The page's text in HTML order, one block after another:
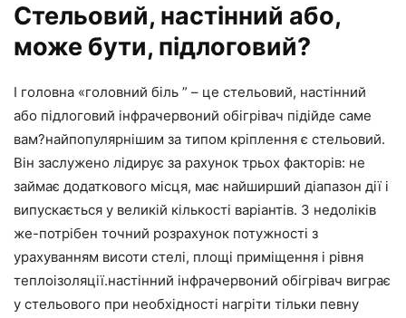
Стельовий, настінний або,
може бути, підлоговий?
І головна «головний біль ” – це стельовий, настінний
або підлоговий інфрачервоний обігрівач підійде саме
вам?найпопулярнішим за типом кріплення є стельовий.
Він заслужено лідирує за рахунок трьох факторів: не
займає додаткового місця, має найширший діапазон дії і
випускається у великій кількості варіантів. З недоліків
же-потрібен точний розрахунок потужності з
урахуванням висоти стелі, площі приміщення і рівня
теплоізоляції.настінний інфрачервоний обігрівач виграє
у стельового при необхідності нагріти тільки певну